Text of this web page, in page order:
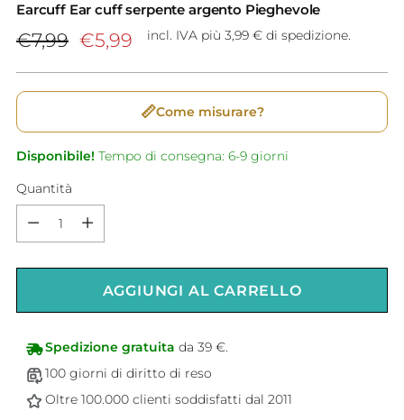
Earcuff Ear cuff serpente argento Pieghevole
Prezzo
listino
€7,99 €5,99 incl. IVA più 3,99 € di spedizione.
📏Come misurare?
Disponibile! Tempo di consegna: 6-9 giorni
Quantità
AGGIUNGI AL CARRELLO
Spedizione gratuita da 39 €.
100 giorni di diritto di reso
Oltre 100.000 clienti soddisfatti dal 2011